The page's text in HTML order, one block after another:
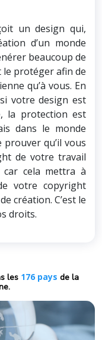
un design qui,
d’un monde
beaucoup de
le protéger afin de
qu’à vous. En
votre design est
la protection est
dans le monde
qu’il vous
de votre travail
cela mettra à
votre copyright
création. C’est le
droits.
les 176 pays de la